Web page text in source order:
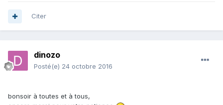
Citer
dinozo
Posté(e) 24 octobre 2016
bonsoir à toutes et à tous,